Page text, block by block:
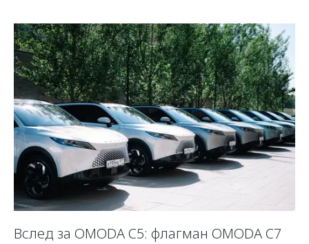
Вслед за OMODA C5: флагман OMODA C7